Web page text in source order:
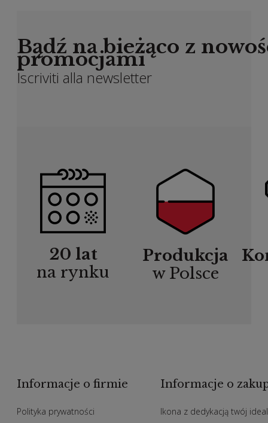
Bądź na bieżąco z
promocjami
Iscriviti alla newsletter
20 lat
na rynku
Produkcja
w Polsce
Informacje o firmie
Polityka prywatności
Informacje o
Ikona z dedykacją twój